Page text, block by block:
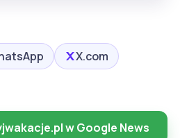
X.com
w Google News